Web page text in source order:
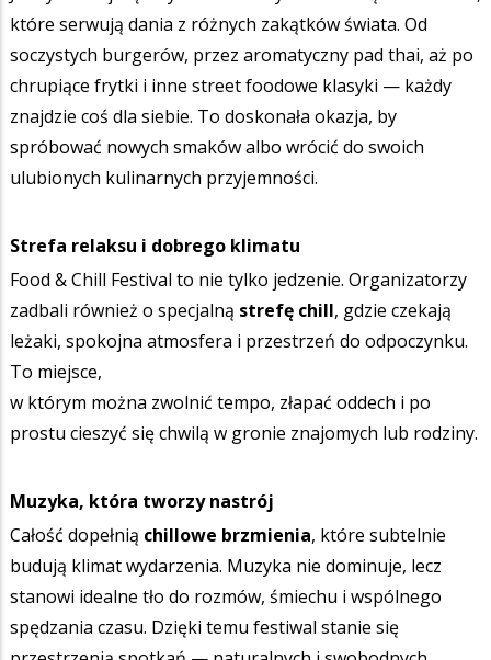
które serwują dania z różnych zakątków świata. Od
soczystych burgerów, przez aromatyczny pad thai, aż po
chrupiące frytki i inne street foodowe klasyki — każdy
znajdzie coś dla siebie. To doskonała okazja, by
spróbować nowych smaków albo wrócić do swoich
ulubionych kulinarnych przyjemności.
Strefa relaksu i dobrego klimatu
Food & Chill Festival to nie tylko jedzenie. Organizatorzy
zadbali również o specjalną strefę chill, gdzie czekają
leżaki, spokojna atmosfera i przestrzeń do odpoczynku.
To miejsce,
w którym można zwolnić tempo, złapać oddech i po
prostu cieszyć się chwilą w gronie znajomych lub rodziny.
Muzyka, która tworzy nastrój
Całość dopełnią chillowe brzmienia, które subtelnie
budują klimat wydarzenia. Muzyka nie dominuje, lecz
stanowi idealne tło do rozmów, śmiechu i wspólnego
spędzania czasu. Dzięki temu festiwal stanie się